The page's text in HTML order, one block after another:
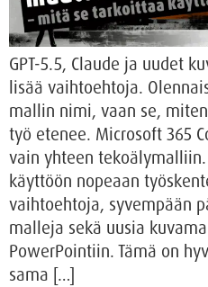
GPT-5.5, Claude ja uudet
lisää vaihtoehtoja.
mallin nimi, vaan se,
työ etenee. Microsoft 365
vain yhteen
käyttöön nopeaan
vaihtoehtoja, syvempään
malleja sekä uusia
PowerPointiin. Tämä on
sama […]